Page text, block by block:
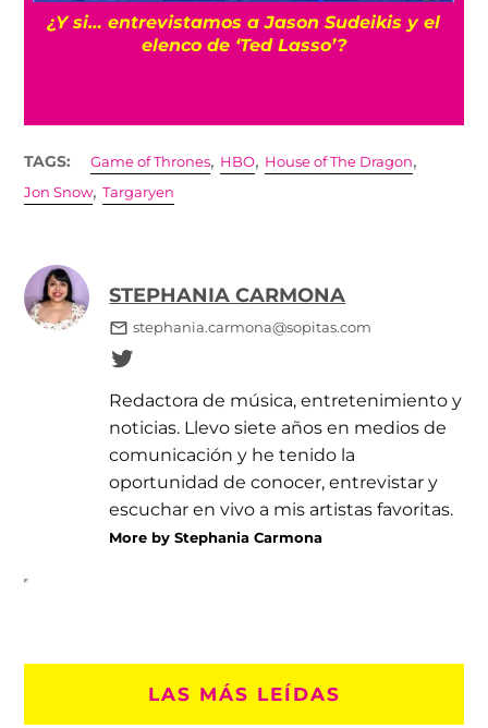
Cíclope: Kit Connor sería el elegido para los
‘X-Men’ en el MCU con Samara Weaving
TAGS: Game of Thrones, HBO, House of The Dragon,
Jon Snow,Targaryen
STEPHANIA CARMONA
stephania.carmona@sopitas.com
Redactora de música, entretenimiento y
noticias. Llevo siete años en medios de
comunicación y he tenido la
oportunidad de conocer, entrevistar y
escuchar en vivo a mis artistas favoritas.
More by Stephania Carmona
LAS MÁS LEÍDAS